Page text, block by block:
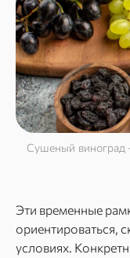
Сушеный виноград
Эти временные
ориентироваться,
условиях.